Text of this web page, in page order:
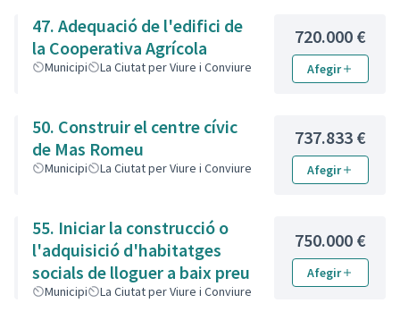
47. Adequació de l'edifici de
la Cooperativa Agrícola
Municipi La Ciutat per Viure i Conviure
720.000 €
Afegir
50. Construir el centre cívic
de Mas Romeu
Municipi La Ciutat per Viure i Conviure
737.833 €
Afegir
55. Iniciar la construcció o
l'adquisició d'habitatges
socials de lloguer a baix preu
Municipi La Ciutat per Viure i Conviure
750.000 €
Afegir